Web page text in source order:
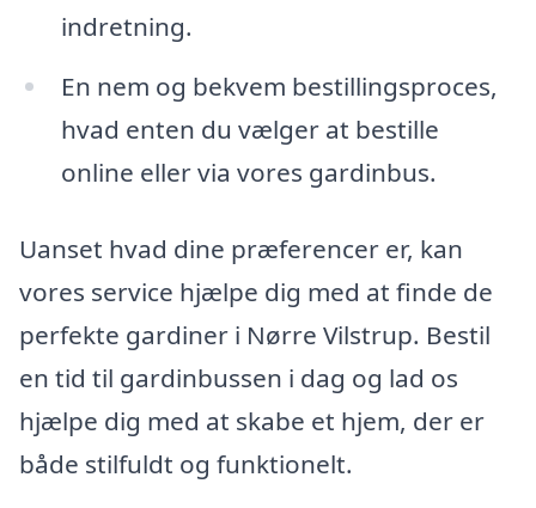
indretning.
En nem og bekvem bestillingsproces,
hvad enten du vælger at bestille
online eller via vores gardinbus.
Uanset hvad dine præferencer er, kan
vores service hjælpe dig med at finde de
perfekte gardiner i Nørre Vilstrup. Bestil
en tid til gardinbussen i dag og lad os
hjælpe dig med at skabe et hjem, der er
både stilfuldt og funktionelt.